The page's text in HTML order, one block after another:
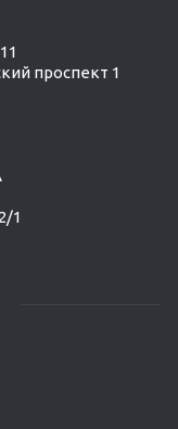
проспект 1
1